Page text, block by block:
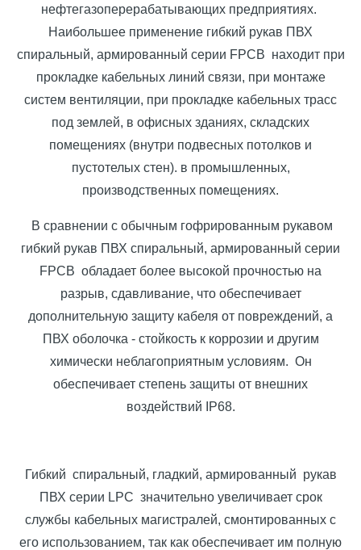
нефтегазоперерабатывающих предприятиях.
Наибольшее применение гибкий рукав ПВХ
спиральный, армированный серии FPCB находит при
прокладке кабельных линий связи, при монтаже
систем вентиляции, при прокладке кабельных трасс
под землей, в офисных зданиях, складских
помещениях (внутри подвесных потолков и
пустотелых стен). в промышленных,
производственных помещениях.
В сравнении с обычным гофрированным рукавом
гибкий рукав ПВХ спиральный, армированный серии
FPCB обладает более высокой прочностью на
разрыв, сдавливание, что обеспечивает
дополнительную защиту кабеля от повреждений, а
ПВХ оболочка - стойкость к коррозии и другим
химически неблагоприятным условиям. Он
обеспечивает степень защиты от внешних
воздействий IP68.
Гибкий спиральный, гладкий, армированный рукав
ПВХ серии LPC значительно увеличивает срок
службы кабельных магистралей, смонтированных с
его использованием, так как обеспечивает им полную